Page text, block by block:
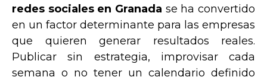
redes sociales en Granada se ha convertido
en un factor determinante para las empresas
que quieren generar resultados reales.
Publicar sin estrategia, improvisar cada
semana o no tener un calendario definido